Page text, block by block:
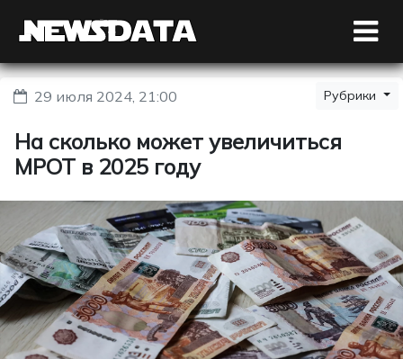
29 июля 2024, 21:00 Рубрики
На сколько может увеличиться
МРОТ в 2025 году